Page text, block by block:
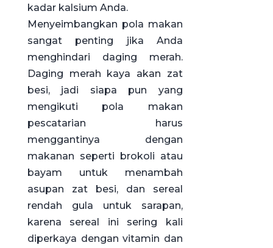
kadar kalsium Anda.
Menyeimbangkan pola makan
sangat penting jika Anda
menghindari daging merah.
Daging merah kaya akan zat
besi, jadi siapa pun yang
mengikuti pola makan
pescatarian harus
menggantinya dengan
makanan seperti brokoli atau
bayam untuk menambah
asupan zat besi, dan sereal
rendah gula untuk sarapan,
karena sereal ini sering kali
diperkaya dengan vitamin dan